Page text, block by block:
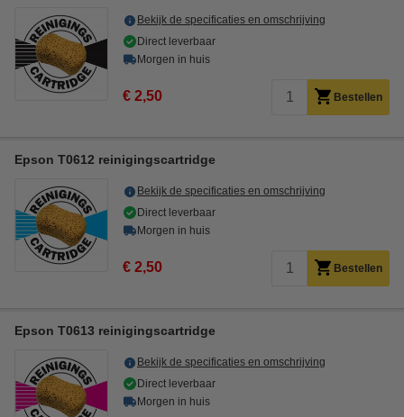
Bekijk de specificaties en omschrijving
Direct leverbaar
Morgen in huis
€ 2,50 Bestellen
Epson T0612 reinigingscartridge
Bekijk de specificaties en omschrijving
Direct leverbaar
Morgen in huis
€ 2,50 Bestellen
Epson T0613 reinigingscartridge
Bekijk de specificaties en omschrijving
Direct leverbaar
Morgen in huis